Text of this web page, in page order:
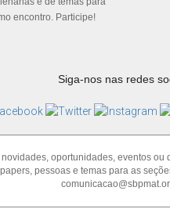
encontro. Participe!
Siga-nos nas redes
oportunidades, eventos ou
pessoas e temas para as